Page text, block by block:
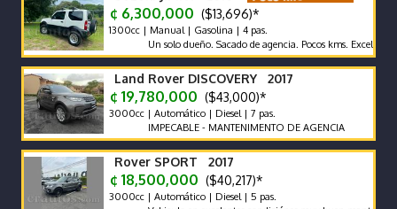
¢ 6,300,000 ($13,696)*
1300cc | Manual | Gasolina | 4 pas.
Un solo dueño. Sacado de agencia. Pocos kms. Excelentes
Land Rover DISCOVERY 2017
¢ 19,780,000 ($43,000)*
3000cc | Automático | Diesel | 7 pas.
IMPECABLE - MANTENIMENTO DE AGENCIA
Rover SPORT 2017
¢ 18,500,000 ($40,217)*
3000cc | Automático | Diesel | 5 pas.